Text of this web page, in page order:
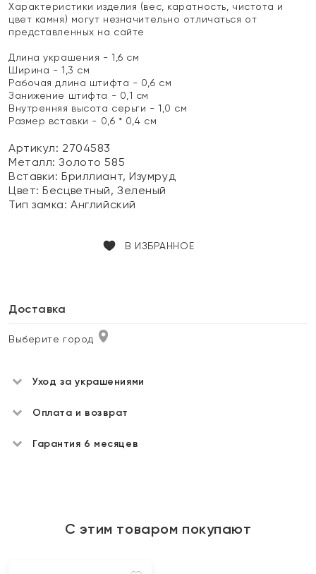
Характеристики изделия (вес, каратность, чистота и
цвет камня) могут незначительно отличаться от
представленных на сайте
Длина украшения - 1,6 см
Ширина - 1,3 см
Рабочая длина штифта - 0,6 см
Занижение штифта - 0,1 см
Внутренняя высота серьги - 1,0 см
Размер вставки - 0,6 * 0,4 см
Артикул: 2704583
Металл:Золото 585
Вставки:Бриллиант, Изумруд
Цвет:Бесцветный, Зеленый
Тип замка:Английский
В ИЗБРАННОЕ
Доставка
Выберите город
Уход за украшениями
Оплата и возврат
Гарантия 6 месяцев
С этим товаром покупают